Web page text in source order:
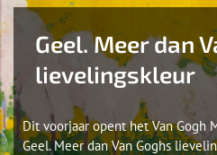
Geel. Meer dan
lievelingskleur
Dit voorjaar opent het Van Gogh
Geel. Meer dan Van Goghs